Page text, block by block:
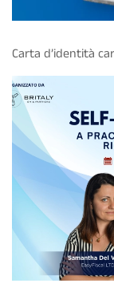
Carta d’identità